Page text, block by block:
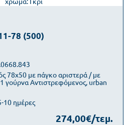
78 (500)
78x50 με πάγκο αριστερά / με
γούρνα Αντιστρεφόμενος, urban
10 ημέρες
274,00€/τεμ.